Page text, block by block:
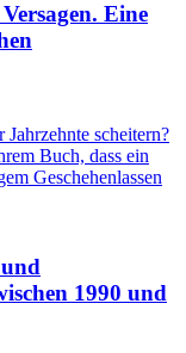
Eine
scheitern?
Buch, dass ein
Geschehenlassen
1990 und